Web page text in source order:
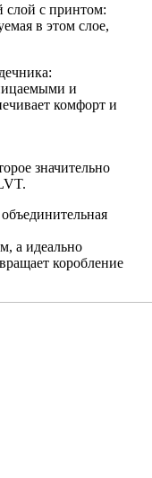
с принтом:
в этом слое,
и
комфорт и
значительно
а идеально
коробление